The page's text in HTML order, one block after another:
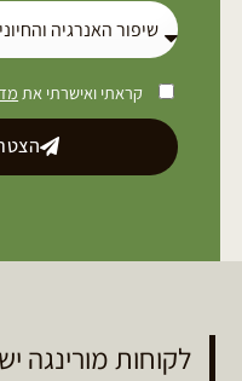
קראתי ואישרתי את
לקוחות מורינגה